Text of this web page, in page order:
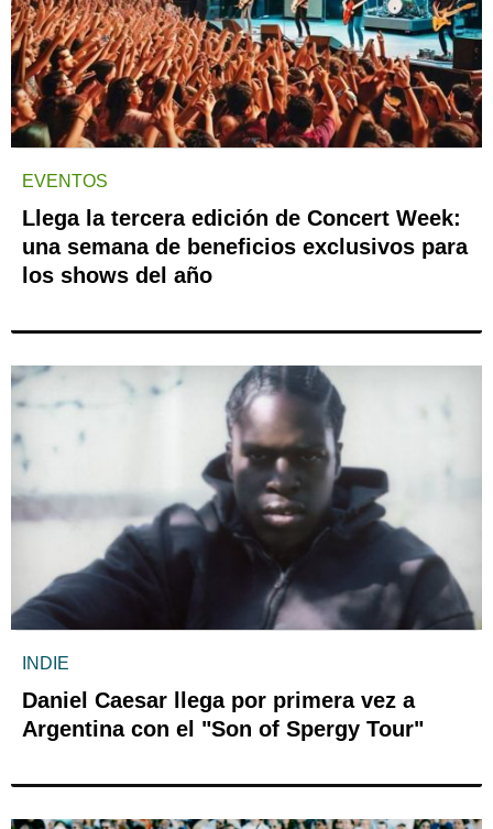
EVENTOS
Llega la tercera edición de Concert Week:
una semana de beneficios exclusivos para
los shows del año
INDIE
Daniel Caesar llega por primera vez a
Argentina con el "Son of Spergy Tour"